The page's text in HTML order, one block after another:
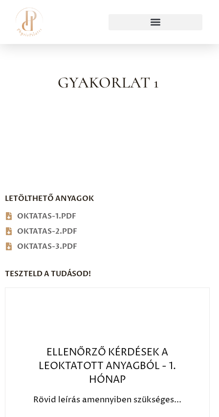
GYAKORLAT 1
LETÖLTHETŐ ANYAGOK
OKTATAS-1.PDF
OKTATAS-2.PDF
OKTATAS-3.PDF
TESZTELD A TUDÁSOD!
ELLENŐRZŐ KÉRDÉSEK A
LEOKTATOTT ANYAGBÓL - 1.
HÓNAP
Rövid leírás amennyiben szükséges...